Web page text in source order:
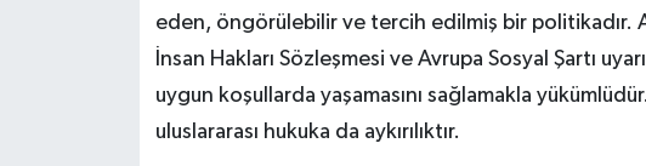
eden, öngörülebilir ve tercih edilmiş bir politikadır.
İnsan Hakları Sözleşmesi ve Avrupa Sosyal Şartı
uygun koşullarda yaşamasını sağlamakla
uluslararası hukuka da aykırılıktır.